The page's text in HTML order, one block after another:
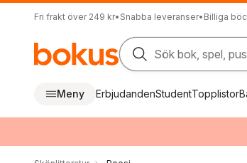
Fri frakt över 249 kr• Snabba leveranser• Billiga
Sök bok, spel,
Meny ErbjudandenStudentTopplistor